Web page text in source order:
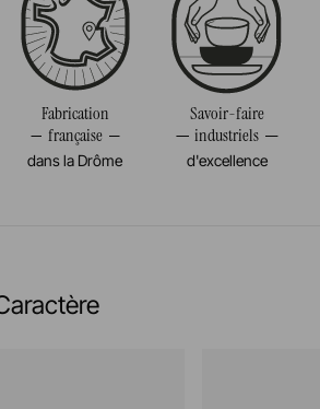
et aux chocs thermiques
ni gaz, ni électrique
30CM
1,073KG
Fabrication
française
dans la Drôme
Savoir-faire
industriels
d'excellence